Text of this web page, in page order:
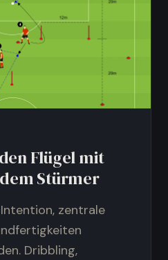
Flügel mit
Stürmer
zentrale
Dribbling,